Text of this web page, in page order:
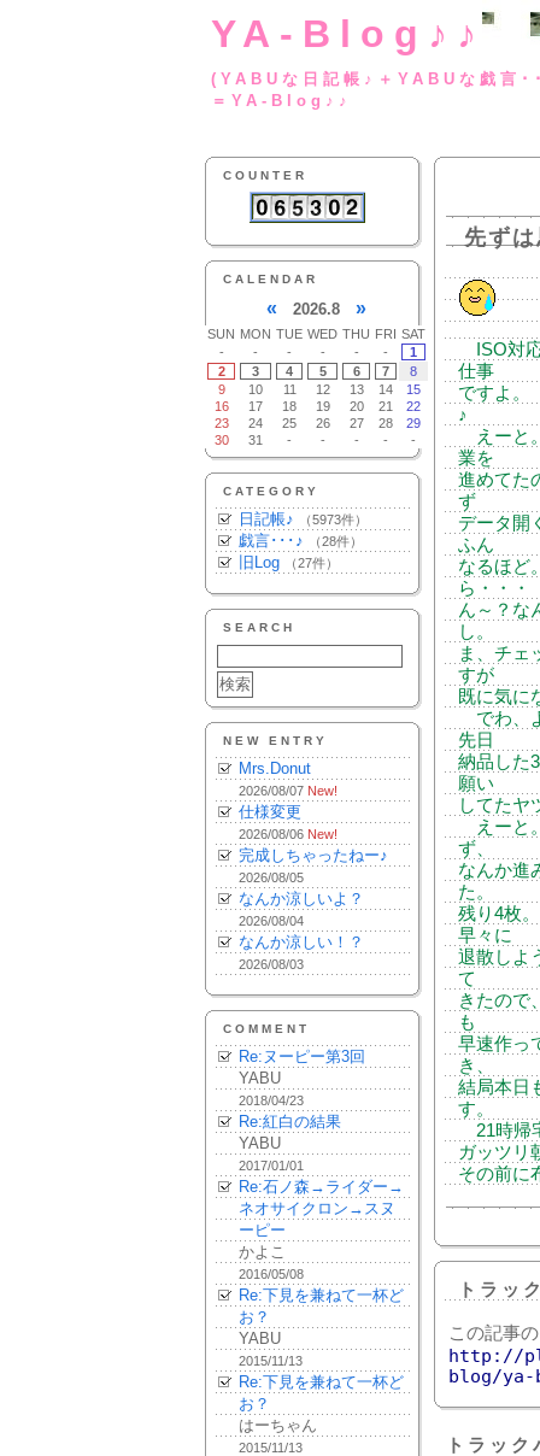
YA-Blog♪♪
(YABUな日記帳♪
＝YA-Blog♪♪
COUNTER
CALENDAR
« 2026.8 »
SUN MON TUE WED THU FRI SAT
-
- - - - -
1
2
3 4 5 6 7
8
9
10 11 12 13 14
15
16
17 18 19 20 21
22
23
24 25 26 27 28
29
30
31 - - - - -
CATEGORY
日記帳♪ （5973件）
戯言･･･♪ （28件）
旧Log （27件）
SEARCH
NEW ENTRY
Mrs.Donut
2026/08/07 New!
仕様変更
2026/08/06 New!
完成しちゃったねー♪
2026/08/05
なんか涼しいよ？
2026/08/04
なんか涼しい！？
2026/08/03
COMMENT
Re:ヌーピー第3回
YABU
2018/04/23
Re:紅白の結果
YABU
2017/01/01
Re:石ノ森→ライダー→
ネオサイクロン→スヌ
ーピー
かよこ
2016/05/08
Re:下見を兼ねて一杯ど
お？
YABU
2015/11/13
Re:下見を兼ねて一杯ど
お？
はーちゃん
2015/11/13
先ず
ISO対
仕事
ですよ。
♪
えーと
業を
進めてた
ず
データ開
ふん
なるほど
ら・・・
ん～？な
し。
ま、チェ
すが
既に気に
でわ、
先日
納品した
願い
してたヤ
えーと
ず、
なんか進
た。
残り4枚
早々に
退散しよ
て
きたので
も
早速作っ
き、
結局本日
す。
21時帰
ガッツリ
その前に
トラッ
この記事
http://
blog/ya-
トラッ